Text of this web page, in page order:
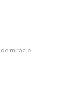
miracle